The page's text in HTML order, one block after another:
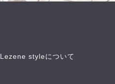
Lezene styleについて